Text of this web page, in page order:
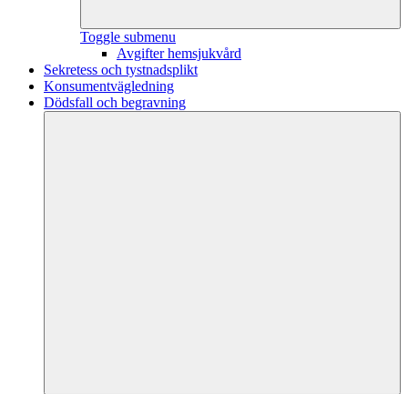
Toggle submenu
Avgifter hemsjukvård
Sekretess och tystnadsplikt
Konsumentvägledning
Dödsfall och begravning